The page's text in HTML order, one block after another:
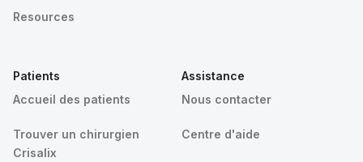
Resources
Patients
Accueil des patients
Trouver un chirurgien
Crisalix
Assistance
Nous contacter
Centre d'aide